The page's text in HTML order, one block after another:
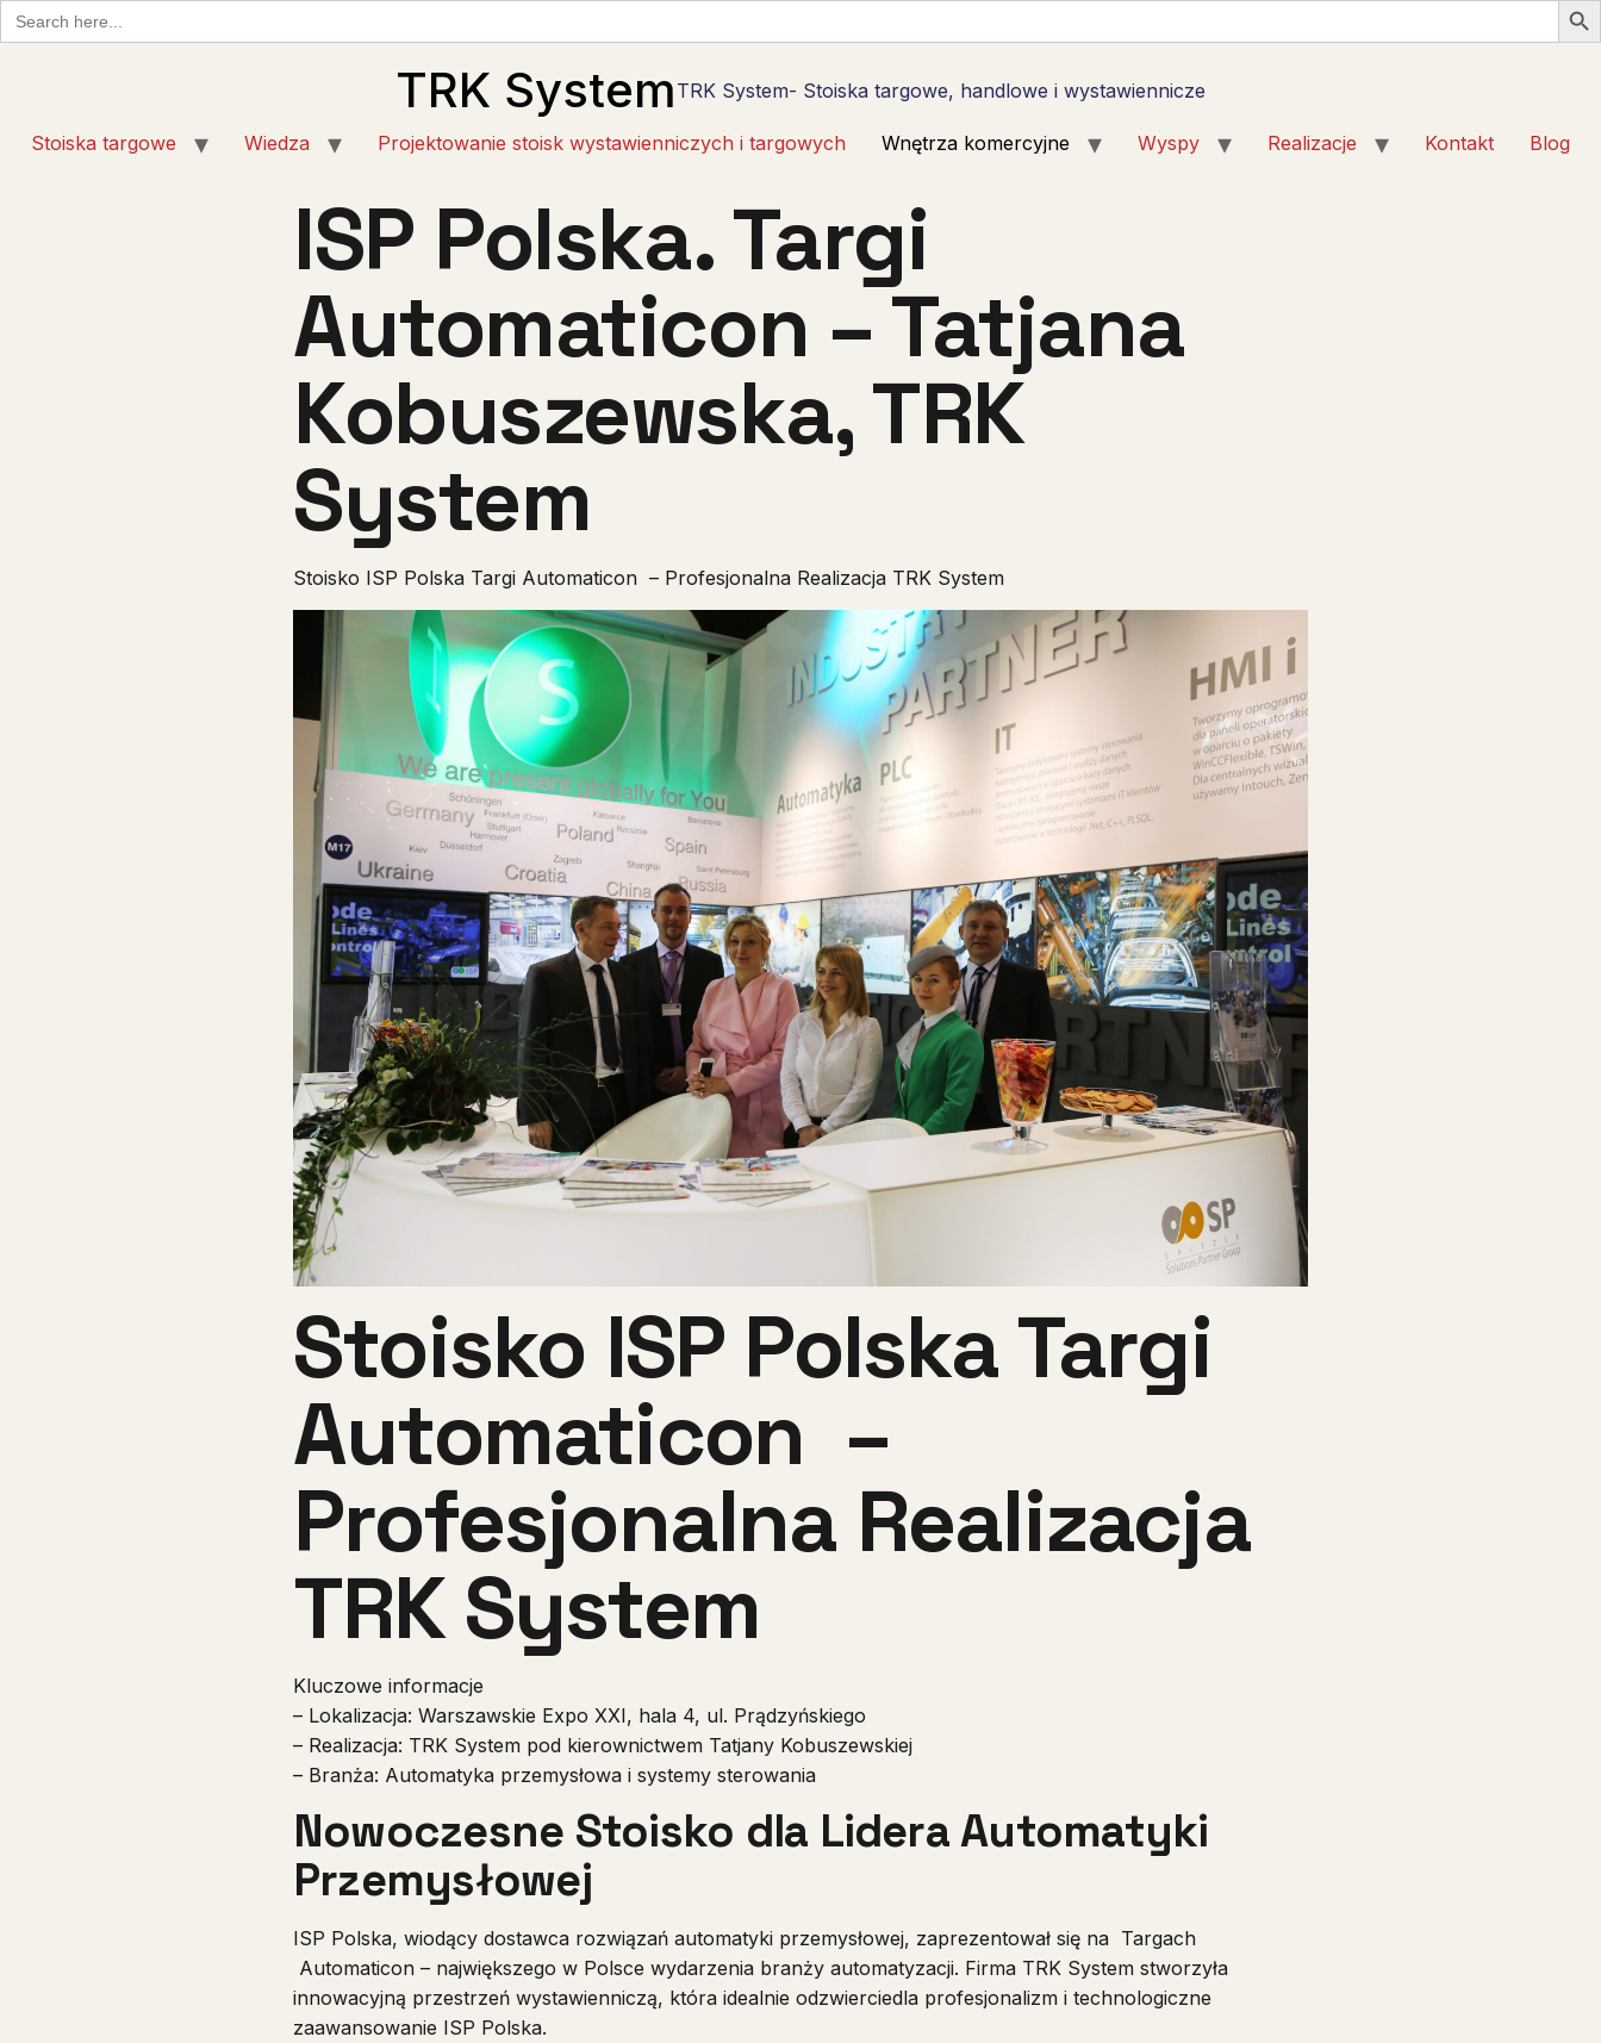
Search
for:
TRK System TRK System- Stoiska targowe, handlowe i wystawiennicze
Stoiska targowe Wiedza Projektowanie stoisk wystawienniczych i targowych Wnętrza komercyjne Wyspy Realizacje Kontakt Blog
ISP Polska. Targi
Automaticon – Tatjana
Kobuszewska, TRK
System
Stoisko ISP Polska Targi Automaticon – Profesjonalna Realizacja TRK System
Stoisko ISP Polska Targi
Automaticon –
Profesjonalna Realizacja
TRK System
Kluczowe informacje
– Lokalizacja: Warszawskie Expo XXI, hala 4, ul. Prądzyńskiego
– Realizacja: TRK System pod kierownictwem Tatjany Kobuszewskiej
– Branża: Automatyka przemysłowa i systemy sterowania
Nowoczesne Stoisko dla Lidera Automatyki
Przemysłowej
ISP Polska, wiodący dostawca rozwiązań automatyki przemysłowej, zaprezentował się na Targach
Automaticon – największego w Polsce wydarzenia branży automatyzacji. Firma TRK System stworzyła
innowacyjną przestrzeń wystawienniczą, która idealnie odzwierciedla profesjonalizm i technologiczne
zaawansowanie ISP Polska.